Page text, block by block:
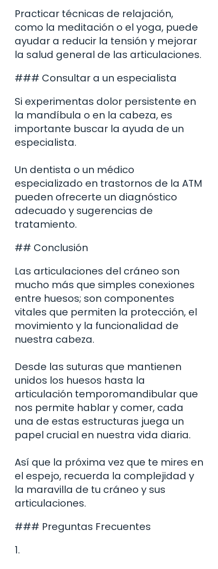
Practicar técnicas de relajación,
como la meditación o el yoga, puede
ayudar a reducir la tensión y mejorar
la salud general de las articulaciones.
### Consultar a un especialista
Si experimentas dolor persistente en
la mandíbula o en la cabeza, es
importante buscar la ayuda de un
especialista.
Un dentista o un médico
especializado en trastornos de la ATM
pueden ofrecerte un diagnóstico
adecuado y sugerencias de
tratamiento.
## Conclusión
Las articulaciones del cráneo son
mucho más que simples conexiones
entre huesos; son componentes
vitales que permiten la protección, el
movimiento y la funcionalidad de
nuestra cabeza.
Desde las suturas que mantienen
unidos los huesos hasta la
articulación temporomandibular que
nos permite hablar y comer, cada
una de estas estructuras juega un
papel crucial en nuestra vida diaria.
Así que la próxima vez que te mires en
el espejo, recuerda la complejidad y
la maravilla de tu cráneo y sus
articulaciones.
### Preguntas Frecuentes
1.